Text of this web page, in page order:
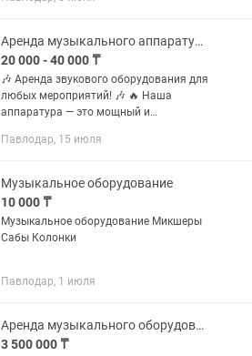
Аренда музыкального аппаратуры
20 000 - 40 000 ₸
🎶 Аренда звукового оборудования для
любых мероприятий! 🎶 🔥 Наша
аппаратура — это мощный и
любое мероприятие: свадьбу, банкет,
Павлодар, 15 июля
Музыкальное оборудование
10 000 ₸
Музыкальное оборудование Микшеры
Сабы Колонки
Павлодар, 1 июля
Аренда музыкального оборудования в Павлодаре
3 500 000 ₸